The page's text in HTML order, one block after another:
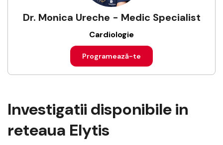
Dr. Monica Ureche - Medic Specialist
Cardiologie
Programează-te
Investigatii disponibile in
reteaua Elytis